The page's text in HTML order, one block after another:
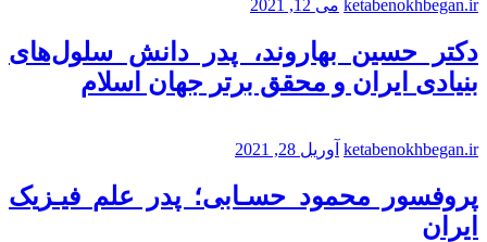
ketabenokhbegan.ir می 12, 2021
دکتر حسین بهاروند، پدر دانش سلول‌های
بنیادی ایران و محقق برتر جهان اسلام
ketabenokhbegan.ir آوریل 28, 2021
پروفسور محمود حسـابی؛ پدر علم فیـزیک
ایران